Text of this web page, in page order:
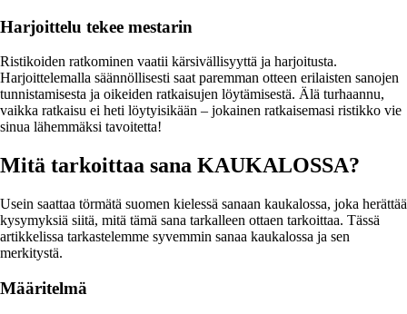
Harjoittelu tekee mestarin
Ristikoiden ratkominen vaatii kärsivällisyyttä ja harjoitusta.
Harjoittelemalla säännöllisesti saat paremman otteen erilaisten sanojen
tunnistamisesta ja oikeiden ratkaisujen löytämisestä. Älä turhaannu,
vaikka ratkaisu ei heti löytyisikään – jokainen ratkaisemasi ristikko vie
sinua lähemmäksi tavoitetta!
Mitä tarkoittaa sana KAUKALOSSA?
Usein saattaa törmätä suomen kielessä sanaan kaukalossa, joka herättää
kysymyksiä siitä, mitä tämä sana tarkalleen ottaen tarkoittaa. Tässä
artikkelissa tarkastelemme syvemmin sanaa kaukalossa ja sen
merkitystä.
Määritelmä